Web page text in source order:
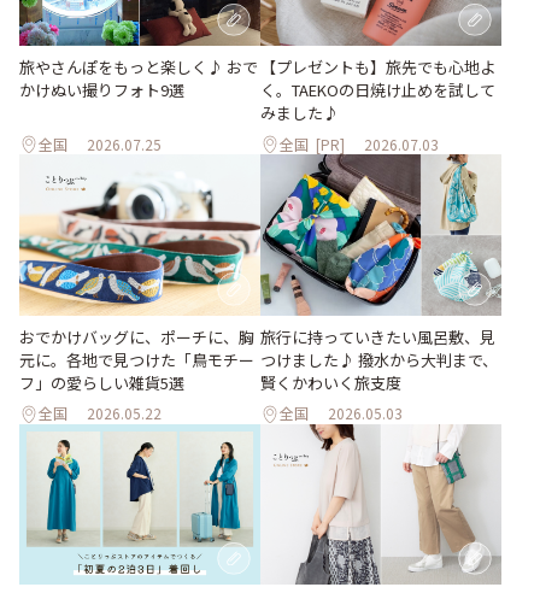
旅やさんぽをもっと楽しく♪ おで
かけぬい撮りフォト9選
全国 2026.07.25
【プレゼントも】旅先でも心地よ
く。TAEKOの日焼け止めを試して
みました♪
全国 [PR] 2026.07.03
おでかけバッグに、ポーチに、胸
元に。各地で見つけた「鳥モチー
フ」の愛らしい雑貨5選
全国 2026.05.22
旅行に持っていきたい風呂敷、見
つけました♪ 撥水から大判まで、
賢くかわいく旅支度
全国 2026.05.03